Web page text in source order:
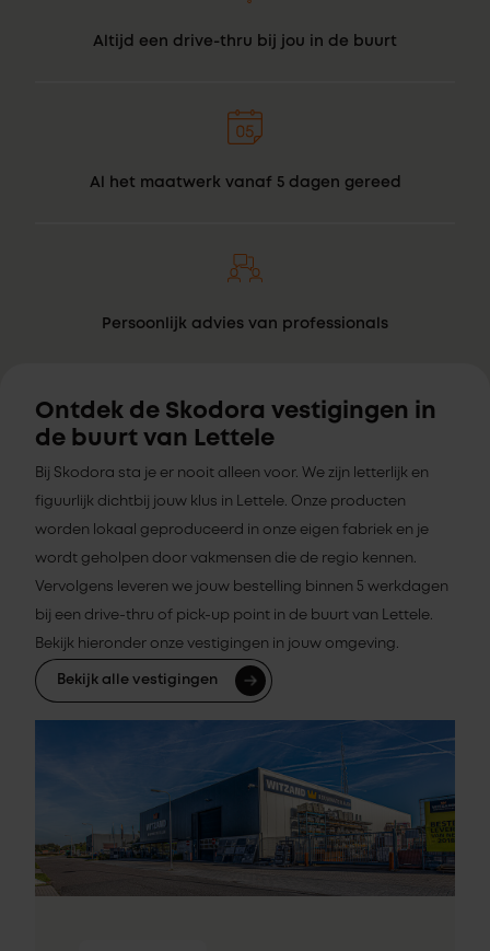
Altijd een drive-thru bij jou in de buurt
Al het maatwerk vanaf 5 dagen gereed
Persoonlijk advies van professionals
Ontdek de Skodora vestigingen in
de buurt van Lettele
Bij Skodora sta je er nooit alleen voor. We zijn letterlijk en
figuurlijk dichtbij jouw klus in Lettele. Onze producten
worden lokaal geproduceerd in onze eigen fabriek en je
wordt geholpen door vakmensen die de regio kennen.
Vervolgens leveren we jouw bestelling binnen 5 werkdagen
bij een drive-thru of pick-up point in de buurt van Lettele.
Bekijk hieronder onze vestigingen in jouw omgeving.
Bekijk alle vestigingen